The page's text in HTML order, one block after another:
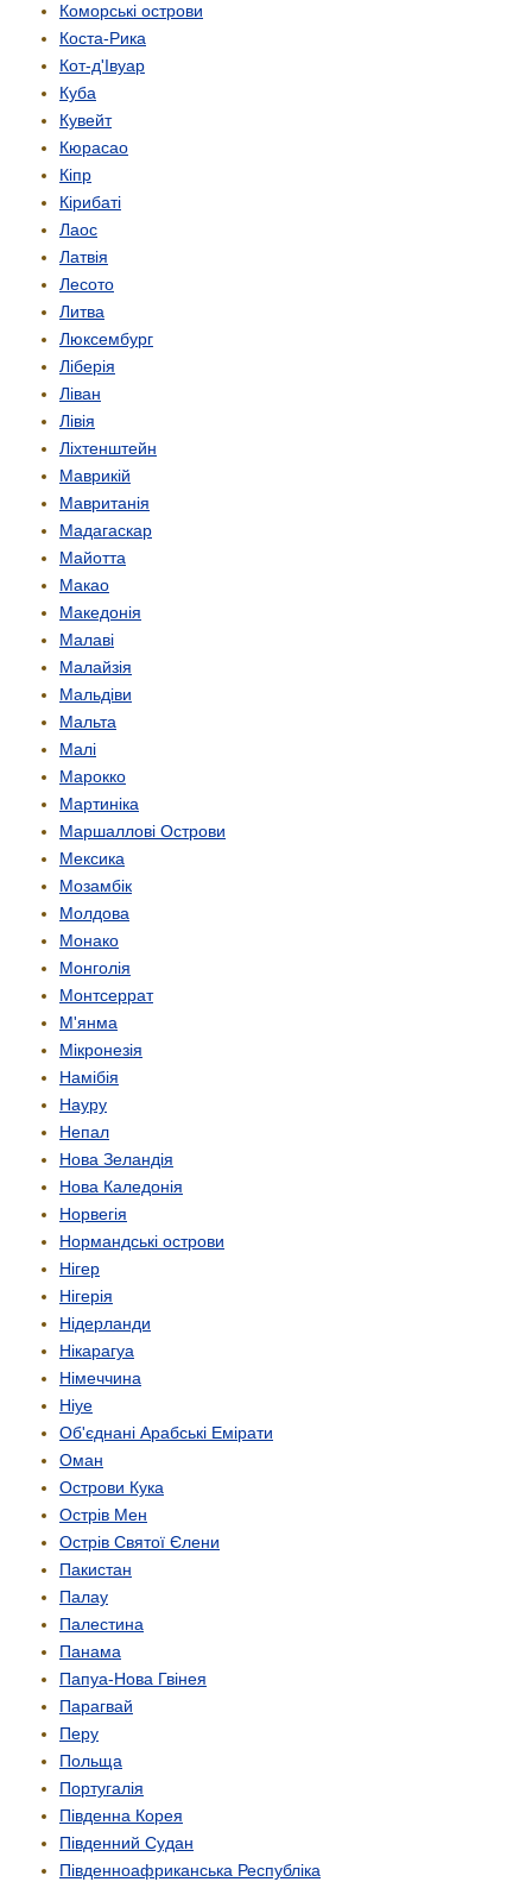
Коморські острови
Коста-Рика
Кот-д'Івуар
Куба
Кувейт
Кюрасао
Кіпр
Кірибаті
Лаос
Латвія
Лесото
Литва
Люксембург
Ліберія
Ліван
Лівія
Ліхтенштейн
Маврикій
Мавританія
Мадагаскар
Майотта
Макао
Македонія
Малаві
Малайзія
Мальдіви
Мальта
Малі
Марокко
Мартиніка
Маршаллові Острови
Мексика
Мозамбік
Молдова
Монако
Монголія
Монтсеррат
М'янма
Мікронезія
Намібія
Науру
Непал
Нова Зеландія
Нова Каледонія
Норвегія
Нормандські острови
Нігер
Нігерія
Нідерланди
Нікарагуа
Німеччина
Ніуе
Об'єднані Арабські Емірати
Оман
Острови Кука
Острів Мен
Острів Святої Єлени
Пакистан
Палау
Палестина
Панама
Папуа-Нова Гвінея
Парагвай
Перу
Польща
Португалія
Південна Корея
Південний Судан
Південно­африканська Республіка